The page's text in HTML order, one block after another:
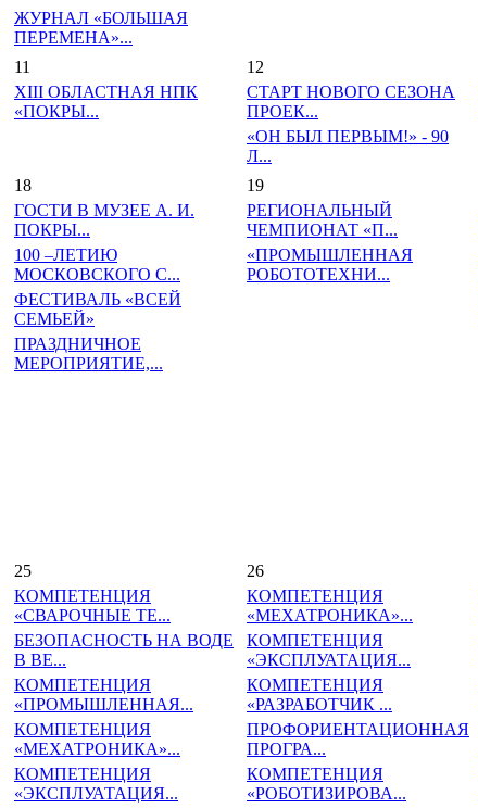
ЖУРНАЛ «БОЛЬШАЯ
ПЕРЕМЕНА»...
11
XIII ОБЛАСТНАЯ НПК
«ПОКРЫ...
12
СТАРТ НОВОГО СЕЗОНА
ПРОЕК...
«ОН БЫЛ ПЕРВЫМ!» - 90
Л...
18
ГОСТИ В МУЗЕЕ А. И.
ПОКРЫ...
100 –ЛЕТИЮ
МОСКОВСКОГО С...
ФЕСТИВАЛЬ «ВСЕЙ
СЕМЬЕЙ»
ПРАЗДНИЧНОЕ
МЕРОПРИЯТИЕ,...
19
РЕГИОНАЛЬНЫЙ
ЧЕМПИОНАТ «П...
«ПРОМЫШЛЕННАЯ
РОБОТОТЕХНИ...
25
КОМПЕТЕНЦИЯ
«СВАРОЧНЫЕ ТЕ...
БЕЗОПАСНОСТЬ НА ВОДЕ
В ВЕ...
КОМПЕТЕНЦИЯ
«ПРОМЫШЛЕННАЯ...
КОМПЕТЕНЦИЯ
«МЕХАТРОНИКА»...
КОМПЕТЕНЦИЯ
«ЭКСПЛУАТАЦИЯ...
26
КОМПЕТЕНЦИЯ
«МЕХАТРОНИКА»...
КОМПЕТЕНЦИЯ
«ЭКСПЛУАТАЦИЯ...
КОМПЕТЕНЦИЯ
«РАЗРАБОТЧИК ...
ПРОФОРИЕНТАЦИОННАЯ
ПРОГРА...
КОМПЕТЕНЦИЯ
«РОБОТИЗИРОВА...